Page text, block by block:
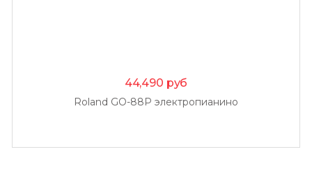
44,490 руб
Roland GO-88P электропианино